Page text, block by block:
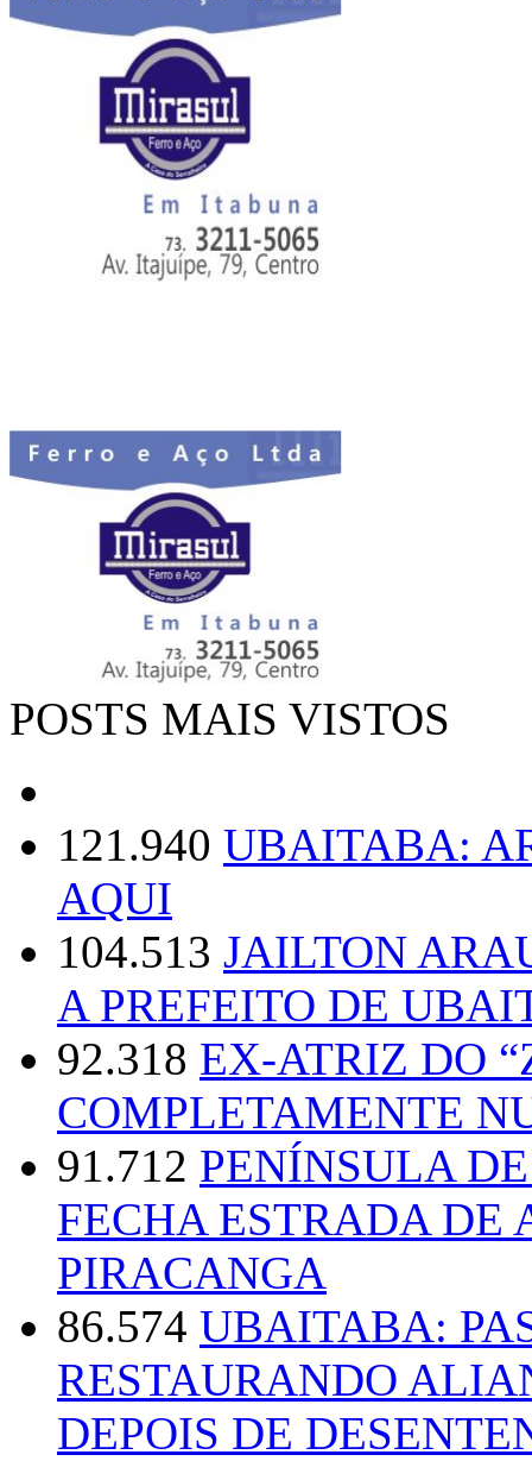
POSTS MAIS VISTOS
121.940 UBAITABA:
AQUI
104.513 JAILTON
A PREFEITO DE
92.318 EX-ATRIZ DO
COMPLETAMENTE
91.712 PENÍNSULA
FECHA ESTRADA DE
PIRACANGA
86.574 UBAITABA:
RESTAURANDO
DEPOIS DE